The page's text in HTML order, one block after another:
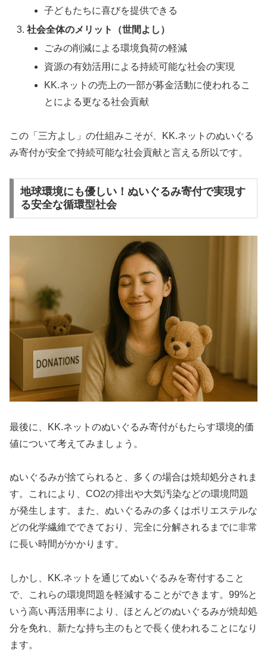
子どもたちに喜びを提供できる
社会全体のメリット（世間よし）
ごみの削減による環境負荷の軽減
資源の有効活用による持続可能な社会の実現
KK.ネットの売上の一部が募金活動に使われるこ
とによる更なる社会貢献
この「三方よし」の仕組みこそが、KK.ネットのぬいぐる
み寄付が安全で持続可能な社会貢献と言える所以です。
地球環境にも優しい！ぬいぐるみ寄付で実現す
る安全な循環型社会
最後に、KK.ネットのぬいぐるみ寄付がもたらす環境的価
値について考えてみましょう。
ぬいぐるみが捨てられると、多くの場合は焼却処分されま
す。これにより、CO2の排出や大気汚染などの環境問題
が発生します。また、ぬいぐるみの多くはポリエステルな
どの化学繊維でできており、完全に分解されるまでに非常
に長い時間がかかります。
しかし、KK.ネットを通じてぬいぐるみを寄付すること
で、これらの環境問題を軽減することができます。99%と
いう高い再活用率により、ほとんどのぬいぐるみが焼却処
分を免れ、新たな持ち主のもとで長く使われることになり
ます。